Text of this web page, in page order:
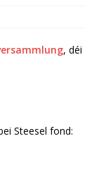
, déi
Steesel fond: